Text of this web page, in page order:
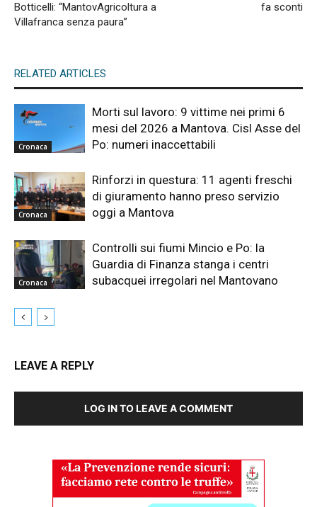
Botticelli: “MantovAgricoltura a
Villafranca senza paura”
fa sconti
RELATED ARTICLES
Cronaca
Morti sul lavoro: 9 vittime nei primi 6
mesi del 2026 a Mantova. Cisl Asse del
Po: numeri inaccettabili
Cronaca
Rinforzi in questura: 11 agenti freschi
di giuramento hanno preso servizio
oggi a Mantova
Cronaca
Controlli sui fiumi Mincio e Po: la
Guardia di Finanza stanga i centri
subacquei irregolari nel Mantovano
LEAVE A REPLY
LOG IN TO LEAVE A COMMENT